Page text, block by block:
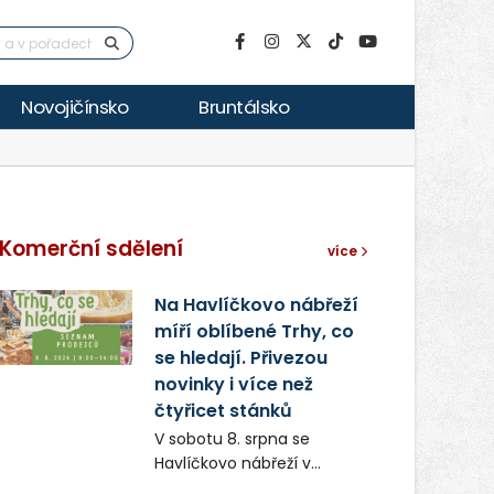
Novojičínsko Bruntálsko
Komerční sdělení více
Na Havlíčkovo nábřeží
míří oblíbené Trhy, co
se hledají. Přivezou
novinky i více než
čtyřicet stánků
V sobotu 8. srpna se
Havlíčkovo nábřeží v